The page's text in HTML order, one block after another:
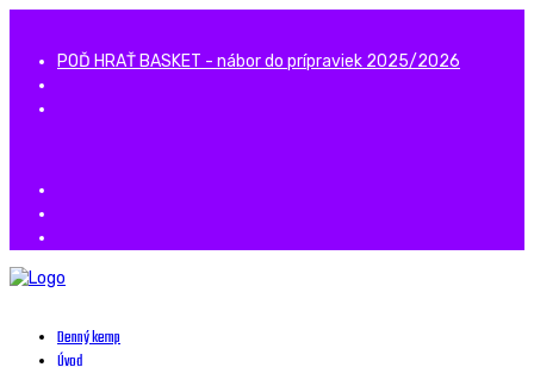
POĎ HRAŤ BASKET - nábor do prípraviek 2025/2026
Denný kemp
Úvod